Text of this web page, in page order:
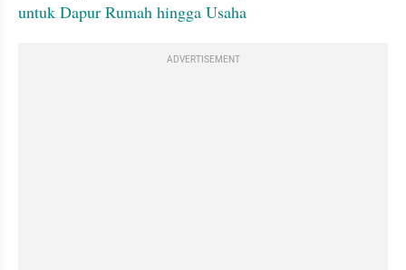
untuk Dapur Rumah hingga Usaha
ADVERTISEMENT